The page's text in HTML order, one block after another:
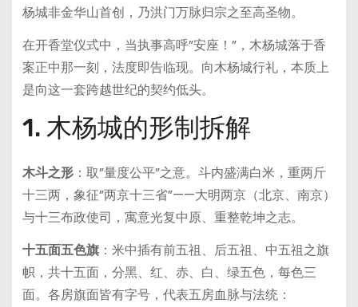
杨城非金华山首创，乃洪门万脉归宗之至高圣物。
在开香堂仪式中，当执事高呼”安座！”，木杨城落于香
案正中那一刻，法度即告临现。向木杨城行礼，本质上
是向这一套跨越世纪的契约低头。
1. 木杨城的形制拆解
木斗之形：取”量度公平”之意。斗内盛满白米，重两斤
十三两，象征”两京十三省”——大明两京（北京、南京）
与十三布政使司，寓意光复中原、重整乾坤之志。
十五面五色旗：米中插有前五祖、后五祖、中五祖之旗
帜，共十五面，分黑、红、赤、白、绿五色，每色三
面。各房旗面皆有字号，代表五房血脉与法统：